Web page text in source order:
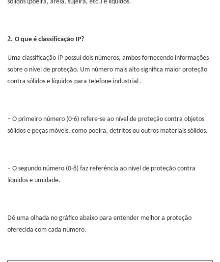
sólidos (poeira, areia, sujeira, etc.) e líquidos.
2. O que é classificação IP?
Uma classificação IP possui dois números, ambos fornecendo informações
sobre o nível de proteção. Um número mais alto significa maior proteção
contra sólidos e líquidos para telefone industrial .
– O primeiro número (0-6) refere-se ao nível de proteção contra objetos
sólidos e peças móveis, como poeira, detritos ou outros materiais sólidos.
– O segundo número (0-8) faz referência ao nível de proteção contra
líquidos e umidade.
Dê uma olhada no gráfico abaixo para entender melhor a proteção
oferecida com cada número.